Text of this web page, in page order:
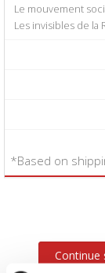
Le mouvement
Les invisibles de
*Based on
Continue